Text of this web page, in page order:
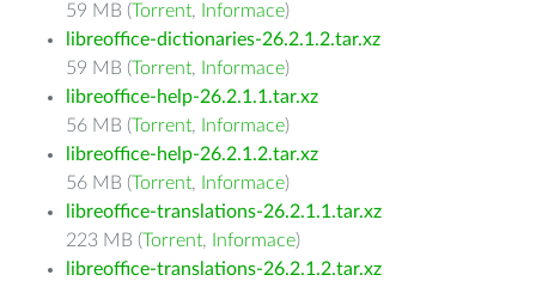
59 MB (Torrent, Informace)
libreoffice-dictionaries-26.2.1.2.tar.xz
59 MB (Torrent, Informace)
libreoffice-help-26.2.1.1.tar.xz
56 MB (Torrent, Informace)
libreoffice-help-26.2.1.2.tar.xz
56 MB (Torrent, Informace)
libreoffice-translations-26.2.1.1.tar.xz
223 MB (Torrent, Informace)
libreoffice-translations-26.2.1.2.tar.xz